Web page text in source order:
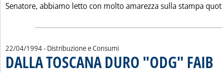
Senatore, abbiamo letto con molto amarezza sulla stampa
22/04/1994- Distribuzione e Consumi
DALLA TOSCANA DURO "ODG" FAIB